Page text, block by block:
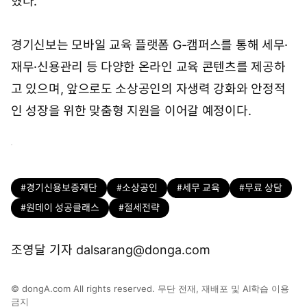
경기신보는 모바일 교육 플랫폼 G-캠퍼스를 통해 세무·
재무·신용관리 등 다양한 온라인 교육 콘텐츠를 제공하
고 있으며, 앞으로도 소상공인의 자생력 강화와 안정적
인 성장을 위한 맞춤형 지원을 이어갈 예정이다.
#경기신용보증재단 #소상공인 #세무 교육
#무료 상담
#원데이 성공클래스
#절세전략
조영달 기자 dalsarang@donga.com
© dongA.com All rights reserved. 무단 전재, 재배포 및 AI학습 이용
금지